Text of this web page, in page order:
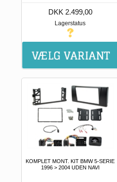
DKK 2.499,00
Lagerstatus
KOMPLET MONT. KIT BMW 5-SERIE
1996 > 2004 UDEN NAVI